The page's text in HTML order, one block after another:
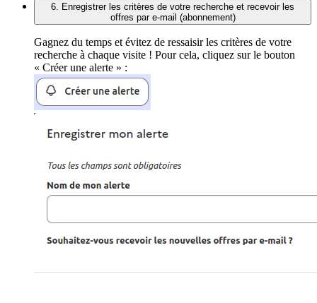
6. Enregistrer les critères de votre recherche et recevoir les
offres par e-mail (abonnement)
Gagnez du temps et évitez de ressaisir les critères de votre
recherche à chaque visite ! Pour cela, cliquez sur le bouton
« Créer une alerte » :